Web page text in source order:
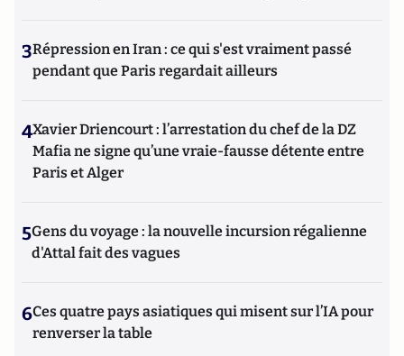
3Répression en Iran : ce qui s'est vraiment passé
pendant que Paris regardait ailleurs
4Xavier Driencourt : l’arrestation du chef de la DZ
Mafia ne signe qu’une vraie-fausse détente entre
Paris et Alger
5Gens du voyage : la nouvelle incursion régalienne
d'Attal fait des vagues
6Ces quatre pays asiatiques qui misent sur l’IA pour
renverser la table